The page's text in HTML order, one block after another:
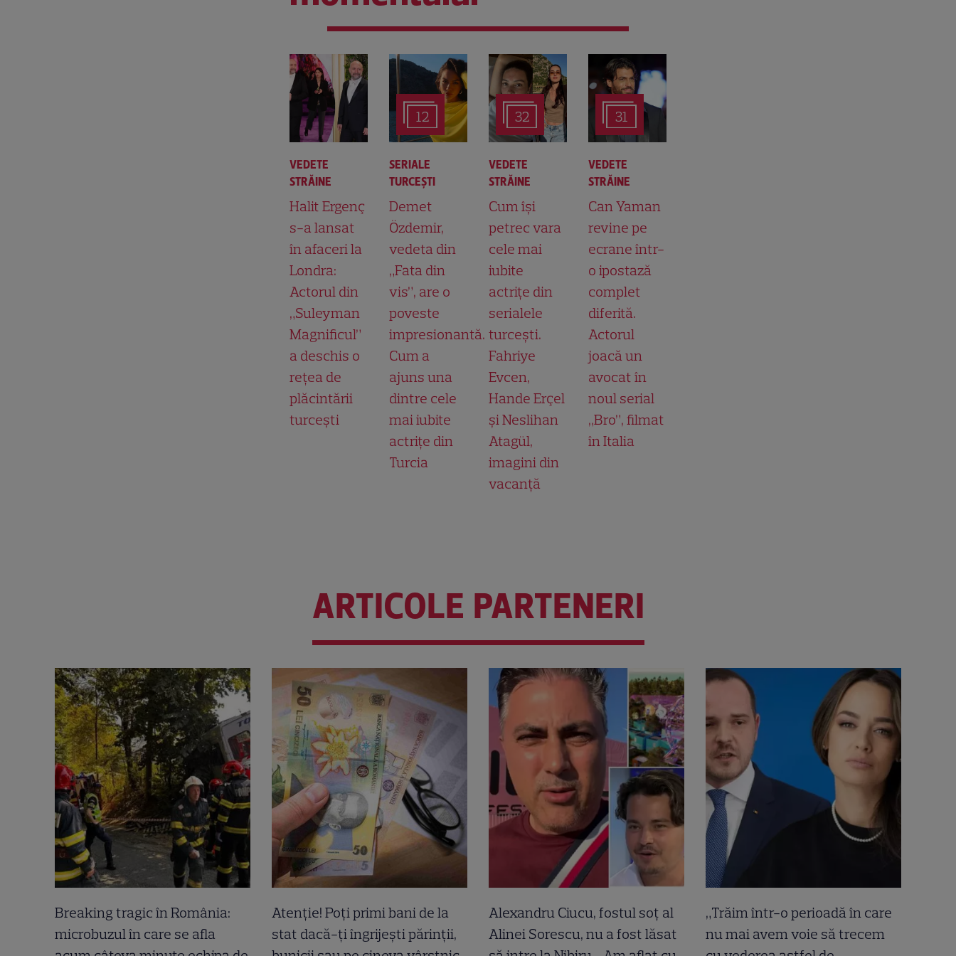
VEDETE
STRĂINE
Halit Ergenç
s-a lansat
în afaceri la
Londra:
Actorul din
„Suleyman
Magnificul”
a deschis o
rețea de
plăcintării
turcești
12
SERIALE
TURCEŞTI
Demet
Özdemir,
vedeta din
„Fata din
vis”, are o
poveste
impresionantă.
Cum a
ajuns una
dintre cele
mai iubite
actrițe din
Turcia
32
VEDETE
STRĂINE
Cum își
petrec vara
cele mai
iubite
actrițe din
serialele
turcești.
Fahriye
Evcen,
Hande Erçel
și Neslihan
Atagül,
imagini din
vacanță
31
VEDETE
STRĂINE
Can Yaman
revine pe
ecrane într-
o ipostază
complet
diferită.
Actorul
joacă un
avocat în
noul serial
„Bro”, filmat
în Italia
ARTICOLE PARTENERI
Breaking tragic în România:
microbuzul în care se afla
Atenție! Poți primi bani de la
stat dacă-ți îngrijești părinții,
Alexandru Ciucu, fostul soț al
Alinei Sorescu, nu a fost lăsat
„Trăim într-o perioadă în care
nu mai avem voie să trecem